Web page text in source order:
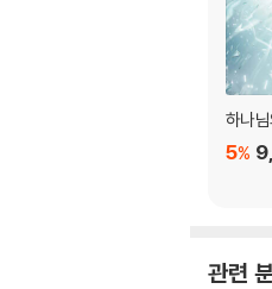
25. 너
26. 나
27. 저
28. 경배
29. 이
30. 너
34. 우산
하나
5%
관련